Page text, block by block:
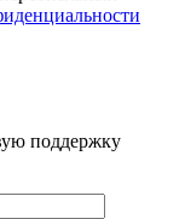
поддержку